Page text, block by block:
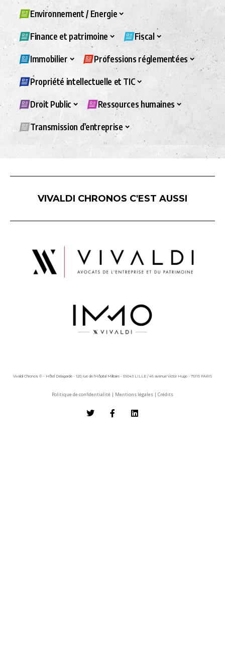
Environnement / Energie
Finance et patrimoine Fiscal
Immobilier Professions réglementées
Propriété intellectuelle et TIC
Droit Public Ressources humaines
Transmission d’entreprise
VIVALDI CHRONOS C'EST AUSSI
Vivaldi Chronos © - Hôtel Delagarde - 120, rue de l'Hôpital Militaire - 59043 LILLE / 45 avenue Victor Hugo - 75116 PARIS
Politique de confidentialité | Mentions légales | Crédits